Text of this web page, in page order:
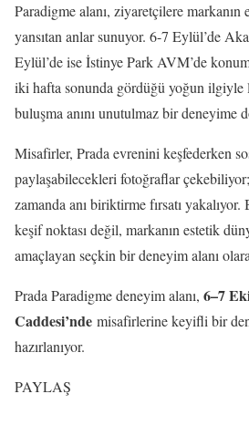
Paradigme alanı, ziyaretçilere
yansıtan anlar sunuyor. 6-7 Eylül’de
Eylül’de ise İstinye Park AVM’de
iki hafta sonunda gördüğü yoğun
buluşma anını unutulmaz bir deneyime
Misafirler, Prada evrenini keşfederken
paylaşabilecekleri fotoğraflar çekebiliyor;
zamanda anı biriktirme fırsatı
keşif noktası değil, markanın estetik
amaçlayan seçkin bir deneyim alanı
Prada Paradigme deneyim alanı, 6–7
Caddesi’nde misafirlerine keyifli bir
hazırlanıyor.
PAYLAŞ